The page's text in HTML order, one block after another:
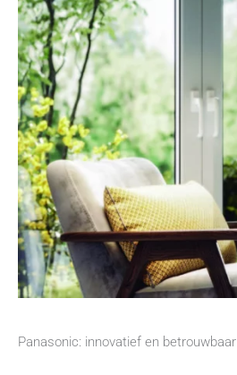
Panasonic: innovatief en betrouwbaar